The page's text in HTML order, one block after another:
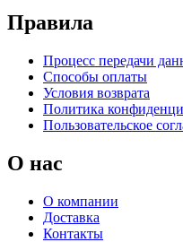
Правила
Процесс передачи
Способы оплаты
Условия возврата
Политика
Пользовательское
О нас
О компании
Доставка
Контакты